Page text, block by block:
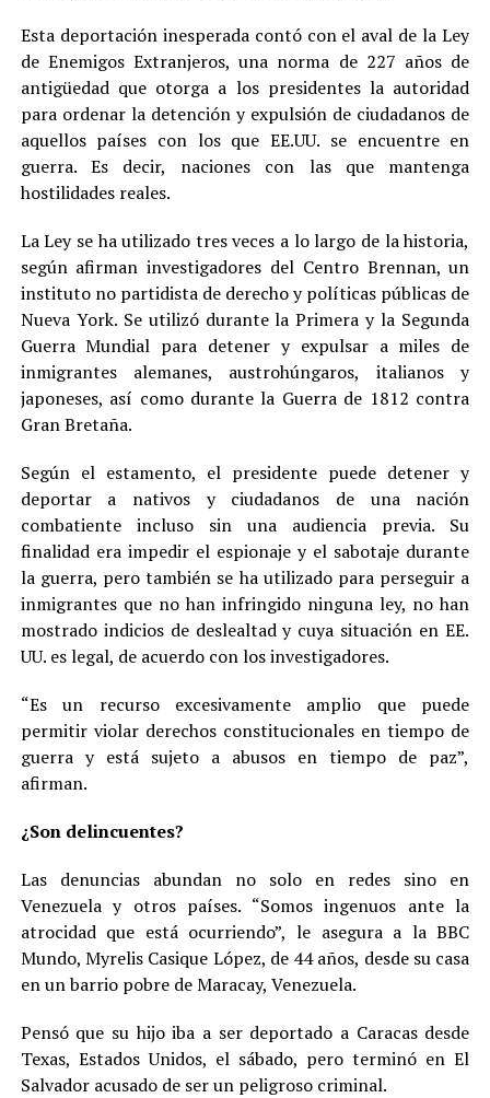
Esta deportación inesperada contó con el aval de la Ley
de Enemigos Extranjeros, una norma de 227 años de
antigüedad que otorga a los presidentes la autoridad
para ordenar la detención y expulsión de ciudadanos de
aquellos países con los que EE.UU. se encuentre en
guerra. Es decir, naciones con las que mantenga
hostilidades reales.
La Ley se ha utilizado tres veces a lo largo de la historia,
según afirman investigadores del Centro Brennan, un
instituto no partidista de derecho y políticas públicas de
Nueva York. Se utilizó durante la Primera y la Segunda
Guerra Mundial para detener y expulsar a miles de
inmigrantes alemanes, austrohúngaros, italianos y
japoneses, así como durante la Guerra de 1812 contra
Gran Bretaña.
Según el estamento, el presidente puede detener y
deportar a nativos y ciudadanos de una nación
combatiente incluso sin una audiencia previa. Su
finalidad era impedir el espionaje y el sabotaje durante
la guerra, pero también se ha utilizado para perseguir a
inmigrantes que no han infringido ninguna ley, no han
mostrado indicios de deslealtad y cuya situación en EE.
UU. es legal, de acuerdo con los investigadores.
“Es un recurso excesivamente amplio que puede
permitir violar derechos constitucionales en tiempo de
guerra y está sujeto a abusos en tiempo de paz”,
afirman.
¿Son delincuentes?
Las denuncias abundan no solo en redes sino en
Venezuela y otros países. “Somos ingenuos ante la
atrocidad que está ocurriendo”, le asegura a la BBC
Mundo, Myrelis Casique López, de 44 años, desde su casa
en un barrio pobre de Maracay, Venezuela.
Pensó que su hijo iba a ser deportado a Caracas desde
Texas, Estados Unidos, el sábado, pero terminó en El
Salvador acusado de ser un peligroso criminal.